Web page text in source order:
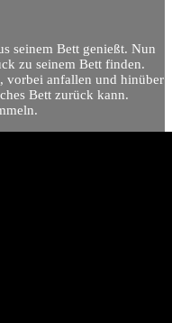
seinem Bett genießt. Nun
zu seinem Bett finden.
vorbei anfallen und hinüber
Bett zurück kann.